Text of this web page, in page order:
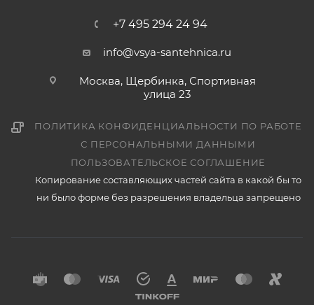
+7 495 294 24 94
info@vsya-santehnica.ru
Москва, Щербинка, Спортивная
улица 23
ПОЛИТИКА КОНФИДЕНЦИАЛЬНОСТИ ПО РАБОТЕ
С ПЕРСОНАЛЬНЫМИ ДАННЫМИ
ПОЛЬЗОВАТЕЛЬСКОЕ СОГЛАШЕНИЕ
Копирование составляющих частей сайта в какой бы то
ни было форме без разрешения владельца запрещено